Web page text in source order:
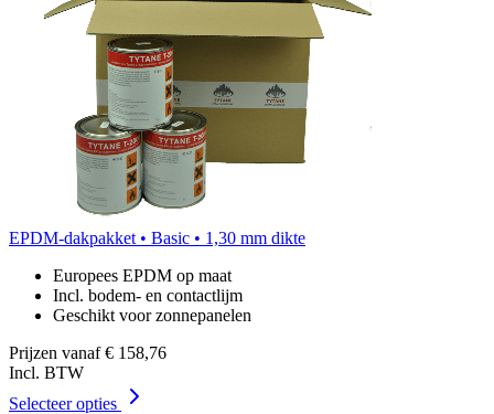
EPDM-dakpakket • Basic • 1,30 mm dikte
Europees EPDM op maat
Incl. bodem- en contactlijm
Geschikt voor zonnepanelen
Prijzen vanaf € 158,76
Incl. BTW
Selecteer opties